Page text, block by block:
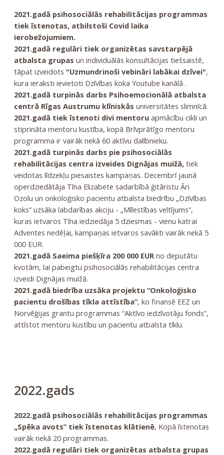
2021.gadā psihosociālās rehabilitācijas programmas
tiek īstenotas, atbilstoši Covid laika
ierobežojumiem.
2021.gadā regulāri tiek organizētas savstarpējā
atbalsta grupas un individuālās konsultācijas tiešsaistē,
tāpat izveidots "Uzmundrinoši vebināri labākai dzīvei",
kura ieraksti ievietoti Dzīvības koka Youtube kanālā .
2021.gadā turpinās darbs Psihoemocionālā atbalsta
centrā Rīgas Austrumu klīniskās universitātes slimnīcā.
2021.gadā tiek īstenoti divi mentoruapmācību cikli un
stiprināta mentoru kustība, kopā Brīvprātīgo mentoru
programma ir vairāk nekā 60 aktīvu dalībnieku.
2021.gadā turpinās darbs pie psihosociālās
rehabilitācijas centra izveides Dignājas muižā, tiek
veidotas līdzekļu piesaistes kampaņas. Decembrī jaunā
operdziedātāja Tīna Elizabete sadarbībā ģitāristu Āri
Ozolu un onkoloģisko pacientu atbalsta biedrību „Dzīvības
koks” uzsāka labdarības akciju - „Mīlestības veltījums”,
kuras ietvaros Tīna iedziedāja 5 dziesmas - vienu katrai
Adventes nedēļai, kampaņas ietvaros savākti vairāk nekā 5
000 EUR.
2021.gadā Saeima piešķīra 200 000 EURno deputātu
kvotām, lai pabeigtu psihosociālās rehabilitācijas centra
izveidi Dignājas muižā.
2021.gadā biedrība uzsāka projektu “Onkoloģisko
pacientu drošības tīkla attīstība”, ko finansē EEZ un
Norvēģijas grantu programmas “Aktīvo iedzīvotāju fonds”,
attīstot mentoru kustību un pacientu atbalsta tīklu.
2022.gads
2022.gadā psihosociālās rehabilitācijas programmas
„Spēka avots” tiek īstenotas klātienē, Kopā īstenotas
vairāk nekā 20 programmas.
2022.gadā regulāri tiek organizētas atbalsta grupas